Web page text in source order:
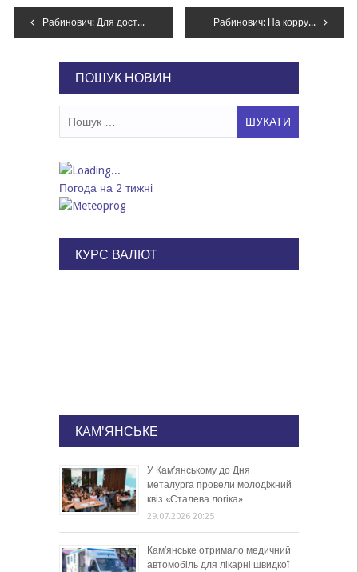
Навігація
Рабинович: Для достижения мира две стороны должны сесть и договориться Рабинович: На коррупции в ГФС госбюджет ежегодно теряет 5 миллиардов долларов
ПОШУК НОВИН
Погода на 2 тижні
КУРС ВАЛЮТ
КАМ'ЯНСЬКЕ
У Кам’янському до Дня
металурга провели молодіжний
квіз «Сталева логіка»
29.07.2026 20:25
Кам’янське отримало медичний
автомобіль для лікарні швидкої